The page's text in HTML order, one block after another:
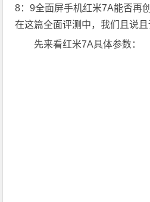
8：9全面屏手机红米7A能否再
在这篇全面评测中，我们且说且
先来看红米7A具体参数：